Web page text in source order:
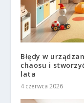
Błędy w
chaosu i
lata
4 czerwca 2026